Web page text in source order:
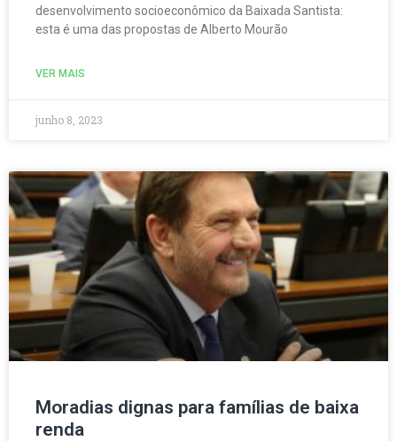
desenvolvimento socioeconômico da Baixada Santista:
esta é uma das propostas de Alberto Mourão
VER MAIS
junho 8, 2023
Moradias dignas para famílias de baixa
renda